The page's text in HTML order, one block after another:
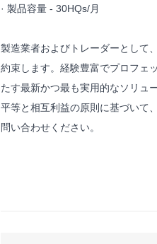
· 製品容量 - 30HQs/月
製造業者およびトレーダーとして
約束します。経験豊富でプロフェ
たす最新かつ最も実用的なソリュ
平等と相互利益の原則に基づいて
問い合わせください。